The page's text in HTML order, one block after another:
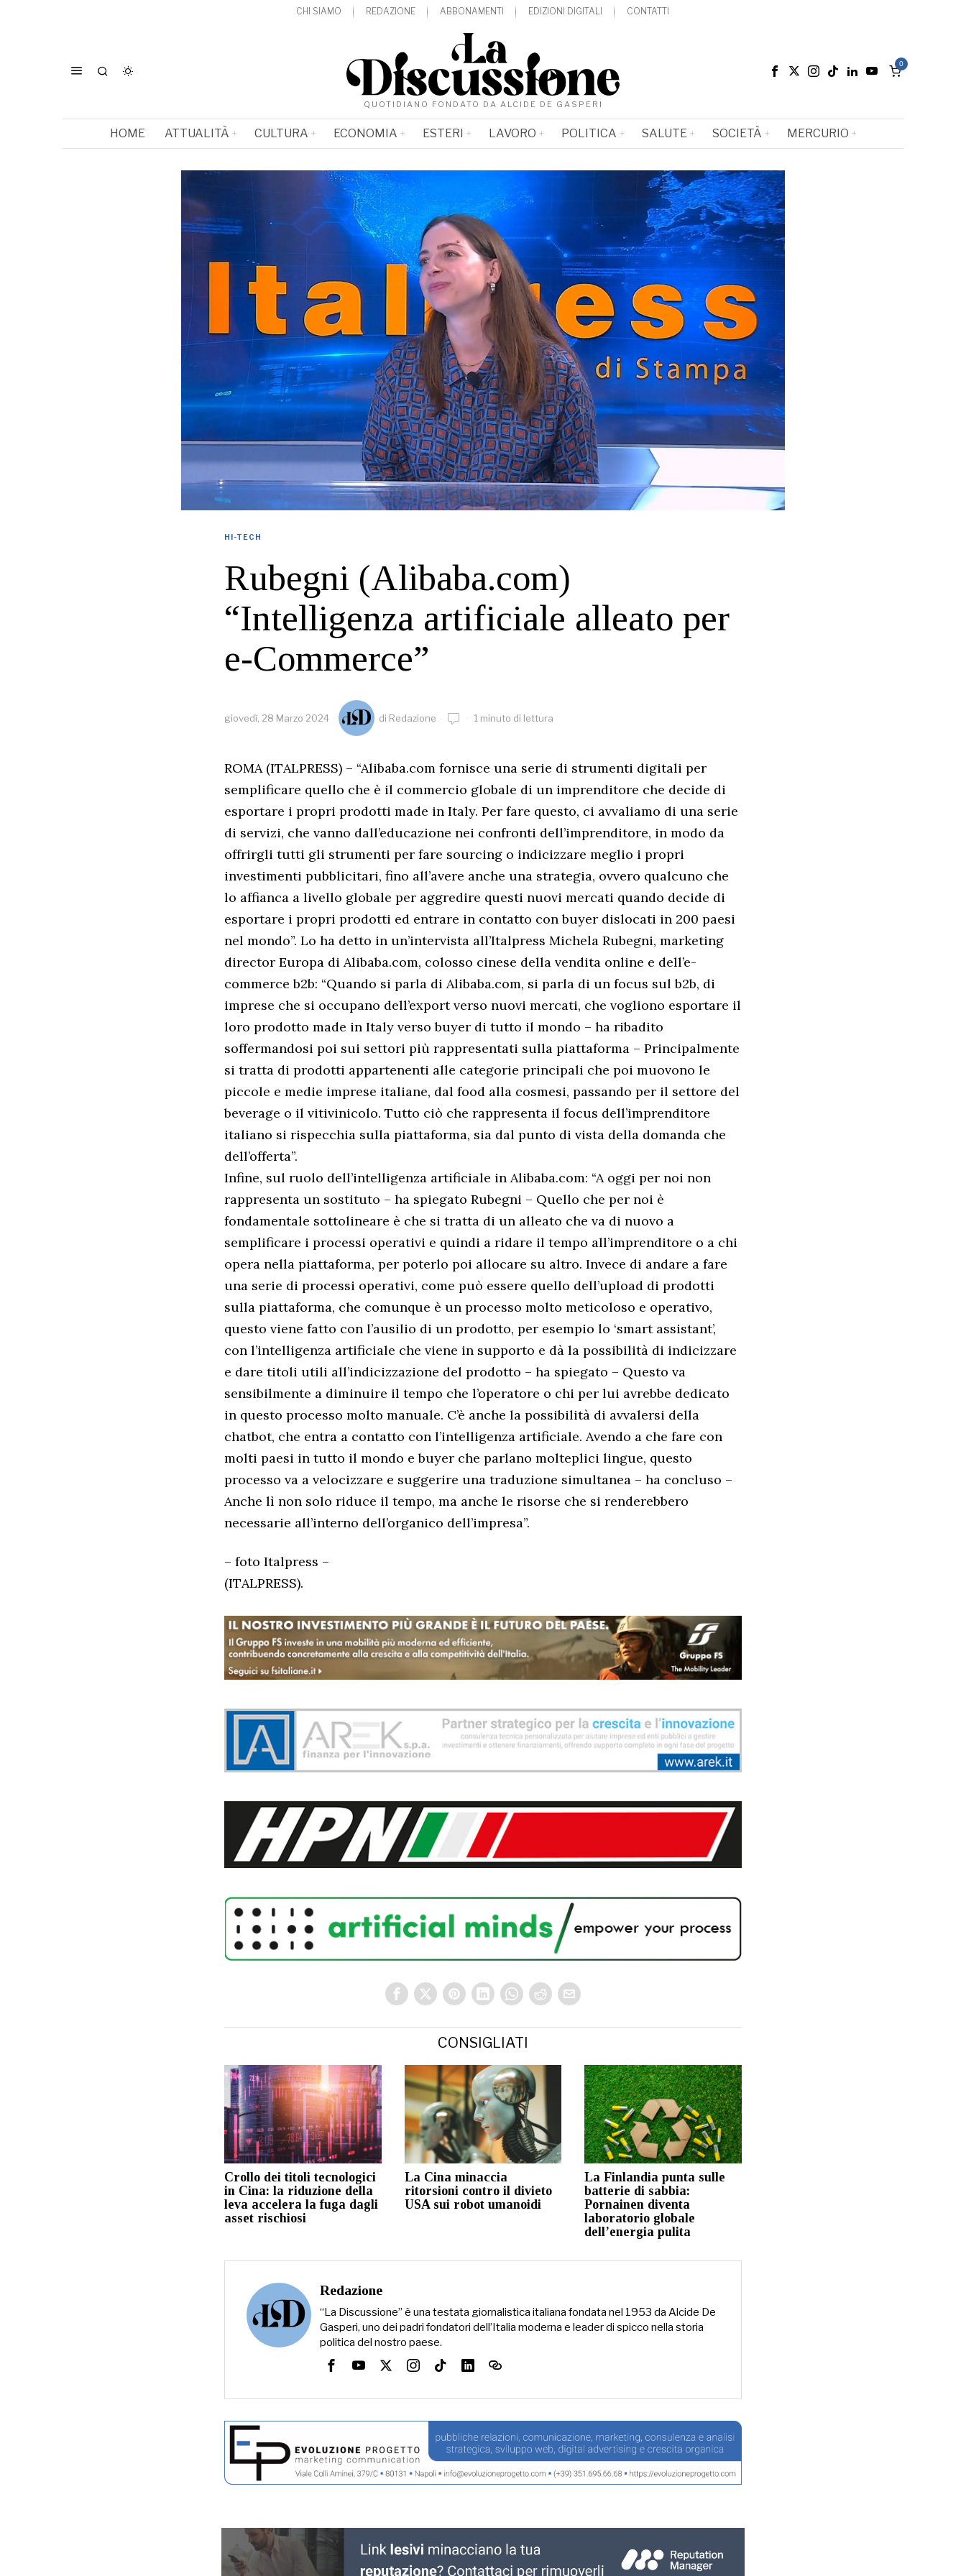
CHI SIAMO REDAZIONE ABBONAMENTI EDIZIONI DIGITALI CONTATTI
QUOTIDIANO FONDATO DA ALCIDE DE GASPERI
0
HOME ATTUALITÀ CULTURA ECONOMIA ESTERI LAVORO POLITICA SALUTE SOCIETÀ MERCURIO
HI-TECH
Rubegni (Alibaba.com)
“Intelligenza artificiale alleato per
e-Commerce”
giovedì, 28 Marzo 2024 di Redazione 1 minuto di lettura
ROMA (ITALPRESS) – “Alibaba.com fornisce una serie di strumenti digitali per
semplificare quello che è il commercio globale di un imprenditore che decide di
esportare i propri prodotti made in Italy. Per fare questo, ci avvaliamo di una serie
di servizi, che vanno dall’educazione nei confronti dell’imprenditore, in modo da
offrirgli tutti gli strumenti per fare sourcing o indicizzare meglio i propri
investimenti pubblicitari, fino all’avere anche una strategia, ovvero qualcuno che
lo affianca a livello globale per aggredire questi nuovi mercati quando decide di
esportare i propri prodotti ed entrare in contatto con buyer dislocati in 200 paesi
nel mondo”. Lo ha detto in un’intervista all’Italpress Michela Rubegni, marketing
director Europa di Alibaba.com, colosso cinese della vendita online e dell’e-
commerce b2b: “Quando si parla di Alibaba.com, si parla di un focus sul b2b, di
imprese che si occupano dell’export verso nuovi mercati, che vogliono esportare il
loro prodotto made in Italy verso buyer di tutto il mondo – ha ribadito
soffermandosi poi sui settori più rappresentati sulla piattaforma – Principalmente
si tratta di prodotti appartenenti alle categorie principali che poi muovono le
piccole e medie imprese italiane, dal food alla cosmesi, passando per il settore del
beverage o il vitivinicolo. Tutto ciò che rappresenta il focus dell’imprenditore
italiano si rispecchia sulla piattaforma, sia dal punto di vista della domanda che
dell’offerta”.
Infine, sul ruolo dell’intelligenza artificiale in Alibaba.com: “A oggi per noi non
rappresenta un sostituto – ha spiegato Rubegni – Quello che per noi è
fondamentale sottolineare è che si tratta di un alleato che va di nuovo a
semplificare i processi operativi e quindi a ridare il tempo all’imprenditore o a chi
opera nella piattaforma, per poterlo poi allocare su altro. Invece di andare a fare
una serie di processi operativi, come può essere quello dell’upload di prodotti
sulla piattaforma, che comunque è un processo molto meticoloso e operativo,
questo viene fatto con l’ausilio di un prodotto, per esempio lo ‘smart assistant’,
con l’intelligenza artificiale che viene in supporto e dà la possibilità di indicizzare
e dare titoli utili all’indicizzazione del prodotto – ha spiegato – Questo va
sensibilmente a diminuire il tempo che l’operatore o chi per lui avrebbe dedicato
in questo processo molto manuale. C’è anche la possibilità di avvalersi della
chatbot, che entra a contatto con l’intelligenza artificiale. Avendo a che fare con
molti paesi in tutto il mondo e buyer che parlano molteplici lingue, questo
processo va a velocizzare e suggerire una traduzione simultanea – ha concluso –
Anche lì non solo riduce il tempo, ma anche le risorse che si renderebbero
necessarie all’interno dell’organico dell’impresa”.
– foto Italpress –
(ITALPRESS).
CONSIGLIATI
Crollo dei titoli tecnologici
in Cina: la riduzione della
leva accelera la fuga dagli
asset rischiosi
La Cina minaccia
ritorsioni contro il divieto
USA sui robot umanoidi
La Finlandia punta sulle
batterie di sabbia:
Pornainen diventa
laboratorio globale
dell’energia pulita
Redazione
“La Discussione” è una testata giornalistica italiana fondata nel 1953 da Alcide De
Gasperi, uno dei padri fondatori dell’Italia moderna e leader di spicco nella storia
politica del nostro paese.